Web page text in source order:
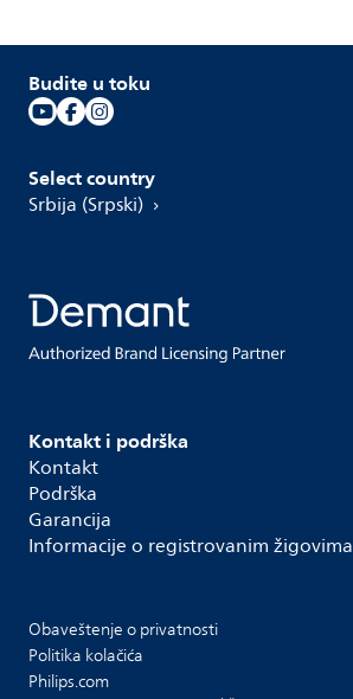
Kontakt i podrška
Kontakt
Podrška
Garancija
Informacije o registrovanim žigovima
Budite u toku
Select country
Srbija (Srpski)
Obaveštenje o privatnosti
Politika kolačića
Philips.com